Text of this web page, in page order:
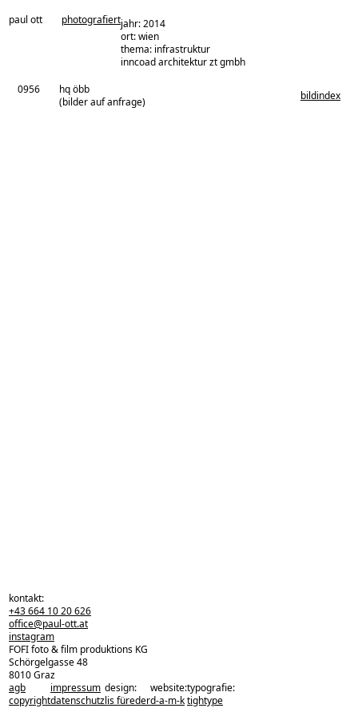
paul ott photografiertjahr: 2014
ort: wien
thema: infrastruktur
architekturbüro:
inncoad architektur zt gmbh
0956
hq öbb
(bilder auf anfrage)
bildindex
zurück zu den projekten
kontakt:
+43 664 10 20 626
office@paul-ott.at
instagram
FOFI foto & film produktions KG
Schörgelgasse 48
8010 Graz
agb
copyright
impressum
datenschutz
design:
lis füreder
website:
d-a-m-k
typografie:
tightype